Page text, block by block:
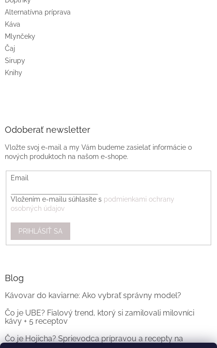
Alternatívna príprava
Káva
Mlynčeky
Čaj
Sirupy
Knihy
Odoberať newsletter
Vložte svoj e-mail a my Vám budeme zasielať informácie o
nových produktoch na našom e-shope.
Email
Vložením e-mailu súhlasíte s podmienkami ochrany
osobných údajov
PRIHLÁSIŤ SA
Blog
Kávovar do kaviarne: Ako vybrať správny model?
Čo je UBE? Fialový trend, ktorý si zamilovali milovníci
kávy + 5 receptov
Čo je Hojicha? Sprievodca prípravou a recepty na